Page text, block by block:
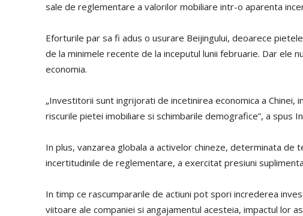
sale de reglementare a valorilor mobiliare intr-o aparenta
Eforturile par sa fi adus o usurare Beijingului, deoarece
de la minimele recente de la inceputul lunii februarie. Dar ele
economia.
„Investitorii sunt ingrijorati de incetinirea economica a
riscurile pietei imobiliare si schimbarile demografice”, a spus
In plus, vanzarea globala a activelor chineze, determinata de
incertitudinile de reglementare, a exercitat presiuni
In timp ce rascumpararile de actiuni pot spori increderea
viitoare ale companiei si angajamentul acesteia, impactul lor